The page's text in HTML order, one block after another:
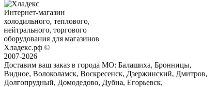
Интернет-магазин
холодильного, теплового,
нейтрального, торгового
оборудования для магазинов
Хладекс.рф ©
2007-2026
Доставим ваш заказ в города МО: Балашиха, Бронницы,
Видное, Волоколамск, Воскресенск, Дзержинский, Дмитров,
Долгопрудный, Домодедово, Дубна, Егорьевск,